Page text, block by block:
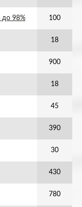
до 98% 100
18
900
18
45
390
30
430
780